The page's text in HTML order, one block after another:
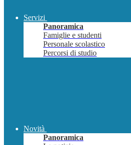
Servizi
Panoramica
Famiglie e studenti
Personale scolastico
Percorsi di studio
Novità
Panoramica